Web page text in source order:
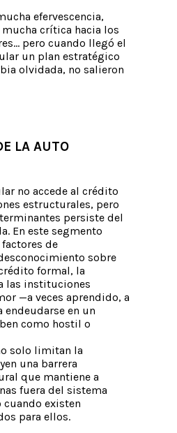
efervescencia,
crítica hacia los
pero cuando llegó el
un plan estratégico
olvidada, no salieron
LA AUTO
no accede al crédito
estructurales, pero
persiste del
En este segmento
de
sobre
formal, la
las instituciones
—a veces aprendido, a
endeudarse en un
como hostil o
solo limitan la
una barrera
que mantiene a
fuera del sistema
existen
para ellos.